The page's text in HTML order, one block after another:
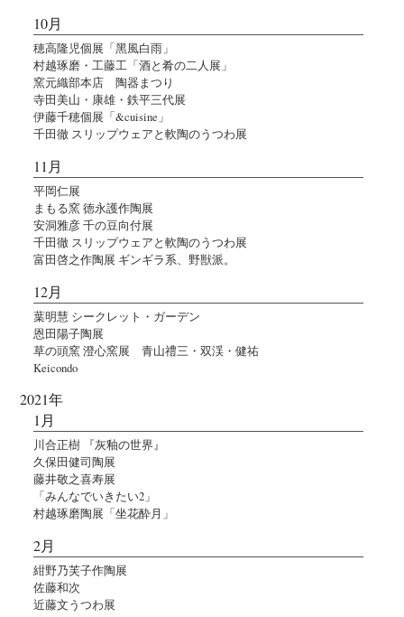
10月
穂高隆児個展「黑風白雨」
村越琢磨・工藤工「酒と肴の二人展」
窯元織部本店 陶器まつり
寺田美山・康雄・鉄平三代展
伊藤千穂個展「&cuisine」
千田徹 スリップウェアと軟陶のうつわ展
11月
平岡仁展
まもる窯 徳永護作陶展
安洞雅彦 千の豆向付展
千田徹 スリップウェアと軟陶のうつわ展
富田啓之作陶展 ギンギラ系、野獣派。
12月
葉明慧 シークレット・ガーデン
恩田陽子陶展
草の頭窯 澄心窯展 青山禮三・双渓・健祐
Keicondo
2021年
1月
川合正樹 『灰釉の世界』
久保田健司陶展
藤井敬之喜寿展
「みんなでいきたい2」
村越琢磨陶展「坐花酔月」
2月
紺野乃芙子作陶展
佐藤和次
近藤文うつわ展